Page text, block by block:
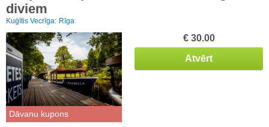
diviem
Kuģītis Vecrīga: Rīga
Dāvanu kupons
€ 30.00
Atvērt